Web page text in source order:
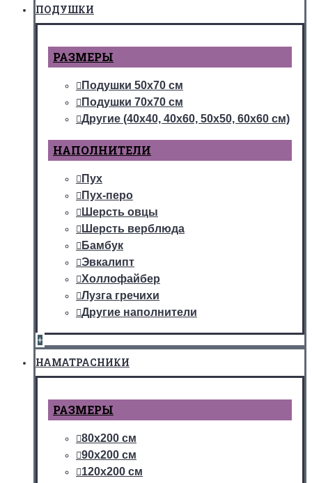
ПОДУШКИ
РАЗМЕРЫ
Подушки 50х70 см
Подушки 70х70 см
Другие (40х40, 40х60, 50х50, 60х60 см)
НАПОЛНИТЕЛИ
Пух
Пух-перо
Шерсть овцы
Шерсть верблюда
Бамбук
Эвкалипт
Холлофайбер
Лузга гречихи
Другие наполнители
+
НАМАТРАСНИКИ
РАЗМЕРЫ
80х200 см
90х200 см
120х200 см